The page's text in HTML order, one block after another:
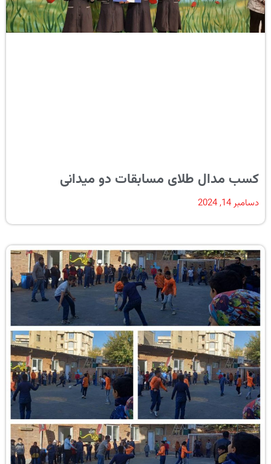
کسب مدال طلای مسابقات دو میدانی
دسامبر 14, 2024